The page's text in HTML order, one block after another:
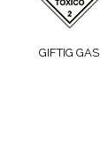
GIFTIG GAS